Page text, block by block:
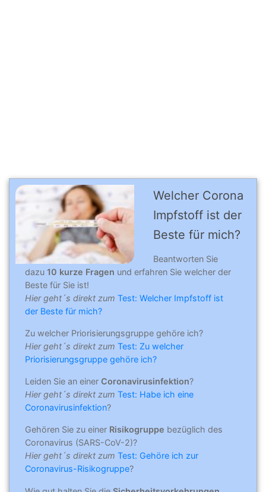
Welcher Corona
Impfstoff ist der
Beste für mich?
Beantworten Sie
dazu 10 kurze Fragen und erfahren Sie welcher der
Beste für Sie ist!
Hier geht´s direkt zum Test: Welcher Impfstoff ist
der Beste für mich?
Zu welcher Priorisierungsgruppe gehöre ich?
Hier geht´s direkt zum Test: Zu welcher
Priorisierungsgruppe gehöre ich?
Leiden Sie an einer Coronavirusinfektion?
Hier geht´s direkt zum Test: Habe ich eine
Coronavirusinfektion?
Gehören Sie zu einer Risikogruppe bezüglich des
Coronavirus (SARS-CoV-2)?
Hier geht´s direkt zum Test: Gehöre ich zur
Coronavirus-Risikogruppe?